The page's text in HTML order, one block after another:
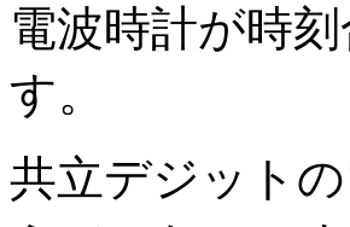
電波時計が時
す。
共立デジット